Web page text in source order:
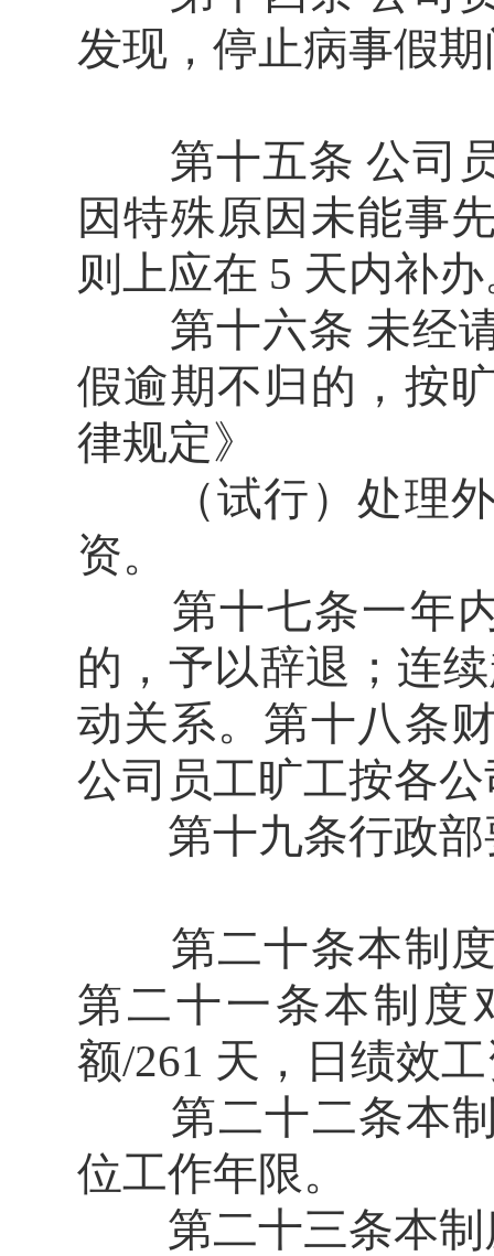
发现，停止病事假
第十五条 公司员
因特殊原因未能事
则上应在 5 天内补
第十六条 未经请
假逾期不归的，按
律规定》
（试行）处理外
资。
第十七条一年内
的，予以辞退；连
动关系。第十八条
公司员工旷工按各
第十九条行政部
第二十条本制度
第二十一条本制度
额/261 天，日绩效
第二十二条本制
位工作年限。
第二十三条本制